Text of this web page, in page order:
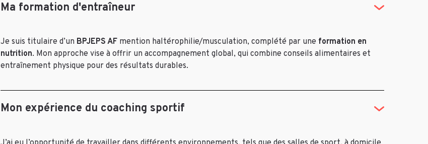
Ma formation d'entraîneur
Je suis titulaire d’un BPJEPS AF mention haltérophilie/musculation, complété par une formation en
nutrition. Mon approche vise à offrir un accompagnement global, qui combine conseils alimentaires et
entraînement physique pour des résultats durables.
Mon expérience du coaching sportif